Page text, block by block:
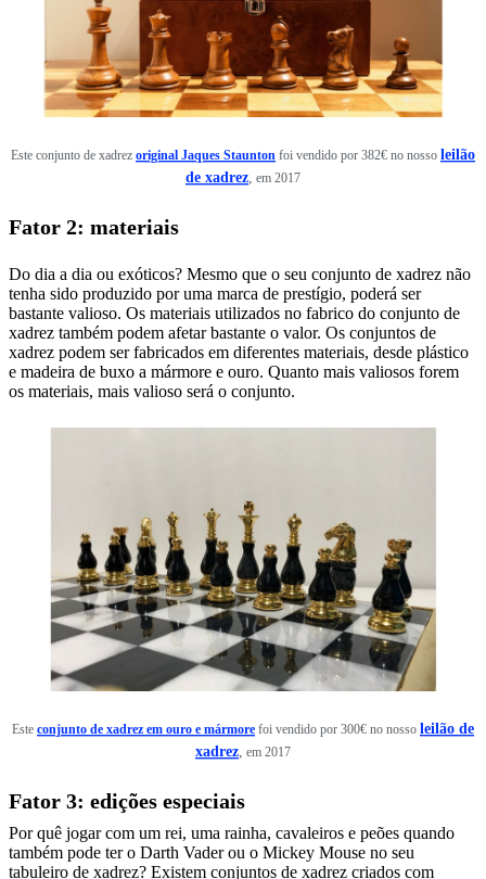
Este conjunto de xadrez original Jaques Staunton foi vendido por 382€ no nosso leilão
de xadrez em 2017
Fator 2: materiais
Do dia a dia ou exóticos? Mesmo que o seu conjunto de xadrez não
tenha sido produzido por uma marca de prestígio, poderá ser
bastante valioso. Os materiais utilizados no fabrico do conjunto de
xadrez também podem afetar bastante o valor. Os conjuntos de
xadrez podem ser fabricados em diferentes materiais, desde plástico
e madeira de buxo a mármore e ouro. Quanto mais valiosos forem
os materiais, mais valioso será o conjunto.
Este conjunto de xadrez em ouro e mármore foi vendido por 300€ no nosso leilão de
xadrez, em 2017
Fator 3: edições especiais
Por quê jogar com um rei, uma rainha, cavaleiros e peões quando
também pode ter o Darth Vader ou o Mickey Mouse no seu
tabuleiro de xadrez? Existem conjuntos de xadrez criados com